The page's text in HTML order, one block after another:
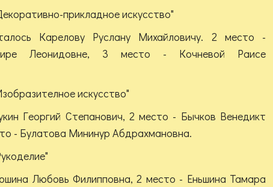
прикладное искусство"
Карелову Руслану Михайловичу. 2 место -
Леонидовне, 3 место - Кочневой Раисе
искусство"
Георгий Степанович, 2 место - Бычков Венедикт
- Булатова Мининур Абдрахмановна.
Любовь Филипповна, 2 место - Еньшина Тамара